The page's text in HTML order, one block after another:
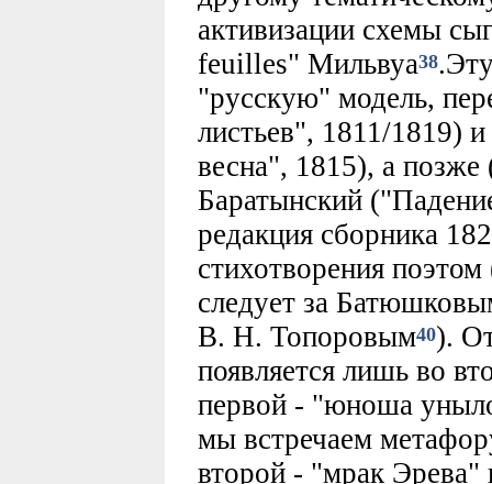
активизации схемы
feuilles" Мильвуа38
"русскую" модель,
листьев", 1811/1819)
весна", 1815), а
Баратынский
редакция сборника
стихотворения
следует за
В. Н. Топоровым40).
появляется лишь во
первой - "юноша
мы встречаем
второй - "мрак Эрева"